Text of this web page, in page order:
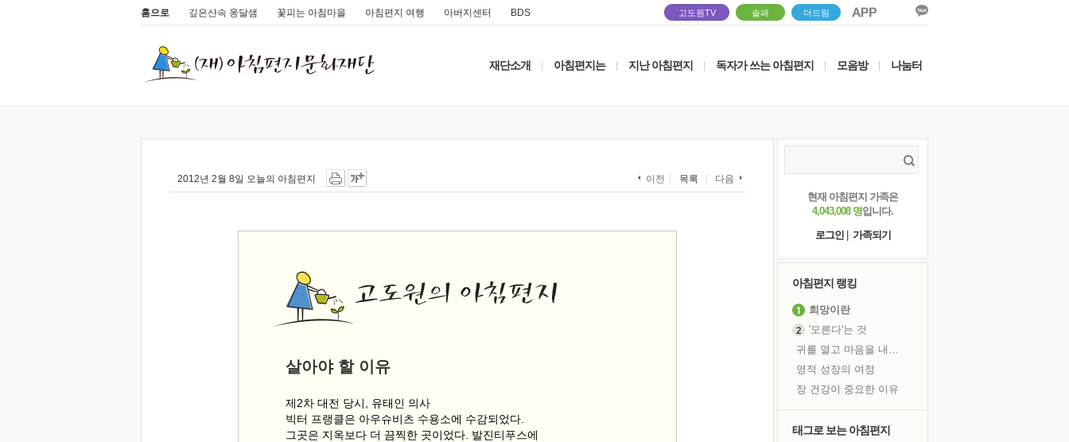
홈으로 깊은산속 옹달샘 꽃피는 아침마을 아침편지 여행 아버지센터 BDS 고도원TV 솔패 더드림
재단소개 아침편지는 지난 아침편지 독자가 쓰는 아침편지 모음방 나눔터
2012년 2월 8일 오늘의 아침편지 이전 목록 다음
살아야 할 이유
제2차 대전 당시, 유태인 의사
빅터 프랭클은 아우슈비츠 수용소에 수감되었다.
그곳은 지옥보다 더 끔찍한 곳이었다. 발진티푸스에
현재 아침편지 가족은
4,043,008 명입니다.
로그인
가족되기
아침편지 랭킹
희망이란
'모른다'는 것
귀를 열고 마음을 내어주고
영적 성장의 여정
장 건강이 중요한 이유
흙이 된 몸으로 출근하는 여자
태그로 보는 아침편지